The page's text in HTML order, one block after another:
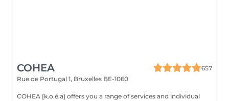
COHEA
657
Rue de Portugal 1, Bruxelles BE-1060
COHEA [k.o.é.a] offers you a range of services and individual